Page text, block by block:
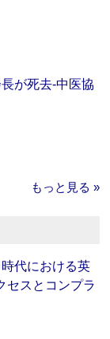
が死去‐中医協
もっと見る »
時代における英
セスとコンプラ